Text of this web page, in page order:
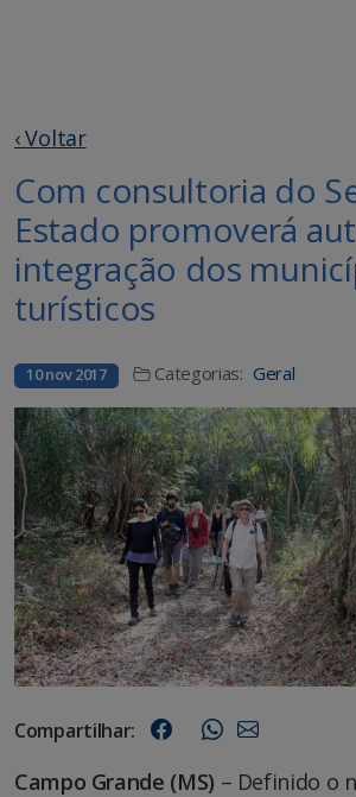
‹ Voltar
Com consultoria do
Estado promoverá
integração dos
turísticos
10 nov 2017 Categorias: Geral
Compartilhar:
Campo Grande (MS) – Definido o